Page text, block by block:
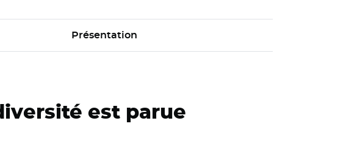
Présentation
est parue